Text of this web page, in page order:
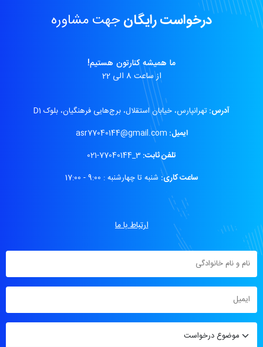
درخواست رایگانجهت مشاوره
ما همیشه کنارتون هستیم!
از ساعت 8 الی 22
آدرس:تهرانپارس، خیابان استقلال، برج‌هایی فرهنگیان، بلوک D1
ایمیل: asr77040144@gmail.com
تلفن ثابت: 3_77040144-021
ساعت کاری: شنبه تا چهارشنبه : 9:00 - 17:00
ارتباط با ما